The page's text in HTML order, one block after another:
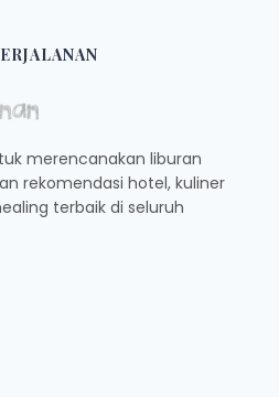
merencanakan liburan
rekomendasi hotel, kuliner
terbaik di seluruh